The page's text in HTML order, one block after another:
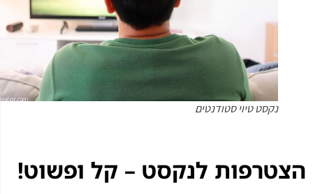
נקסט טיוי סטודנטים
לנקסט – קל ופשוט!